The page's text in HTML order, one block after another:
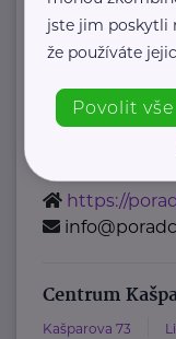
Hlavním
Sdružení
a) zpracování
https://
Centrum
Kašparova 73
jste jim poskytli
že používáte
Povolit vše